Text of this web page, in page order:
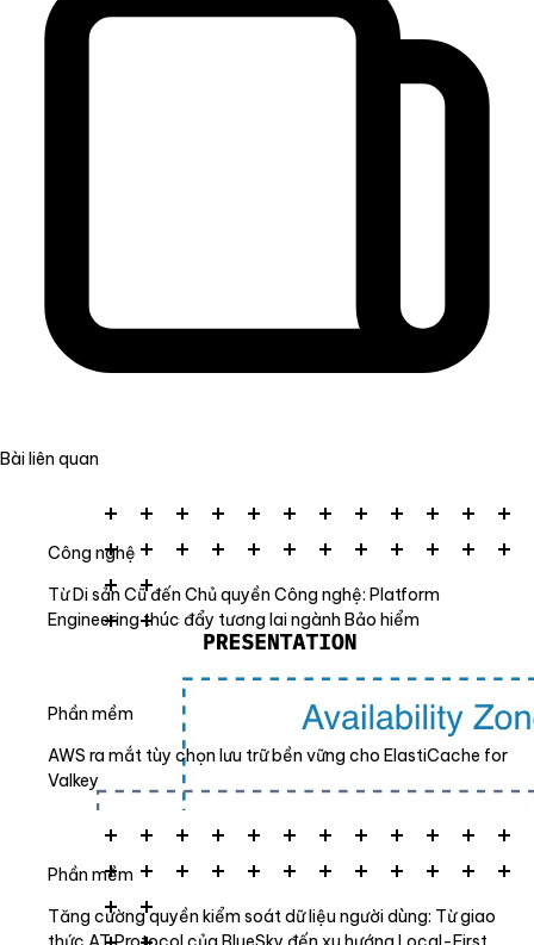
Bài liên quan
Công nghệ
Từ Di sản Cũ đến Chủ quyền Công nghệ: Platform
Engineering thúc đẩy tương lai ngành Bảo hiểm
Phần mềm
AWS ra mắt tùy chọn lưu trữ bền vững cho ElastiCache for
Valkey
Phần mềm
Tăng cường quyền kiểm soát dữ liệu người dùng: Từ giao